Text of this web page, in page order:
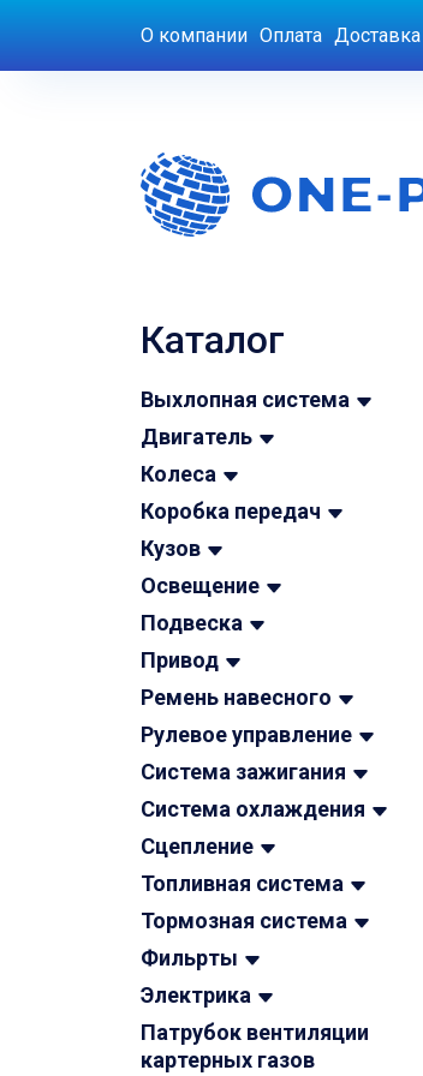
О компании Оплата Доставка
Каталог
Выхлопная система
Двигатель
Колеса
Коробка передач
Кузов
Освещение
Подвеска
Привод
Ремень навесного
Рулевое управление
Система зажигания
Система охлаждения
Сцепление
Топливная система
Тормозная система
Фильрты
Электрика
Патрубок вентиляции
картерных газов